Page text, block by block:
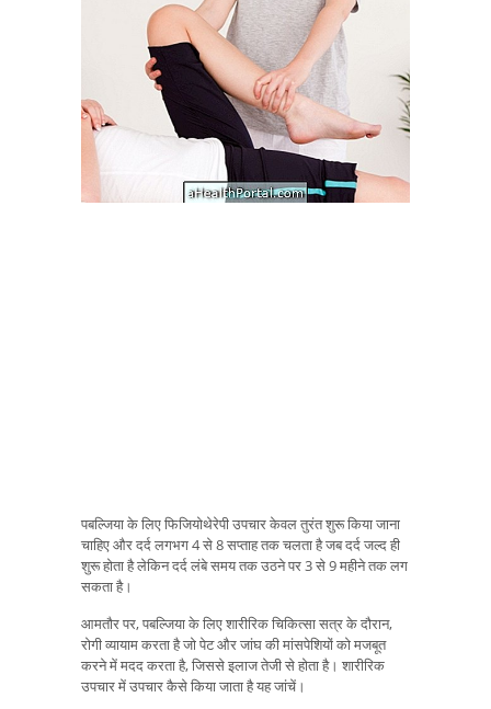
पबल्जिया के लिए फिजियोथेरेपी उपचार केवल तुरंत शुरू किया जाना
चाहिए और दर्द लगभग 4 से 8 सप्ताह तक चलता है जब दर्द जल्द ही
शुरू होता है लेकिन दर्द लंबे समय तक उठने पर 3 से 9 महीने तक लग
सकता है।
आमतौर पर, पबल्जिया के लिए शारीरिक चिकित्सा सत्र के दौरान,
रोगी व्यायाम करता है जो पेट और जांघ की मांसपेशियों को मजबूत
करने में मदद करता है, जिससे इलाज तेजी से होता है। शारीरिक
उपचार में उपचार कैसे किया जाता है यह जांचें।